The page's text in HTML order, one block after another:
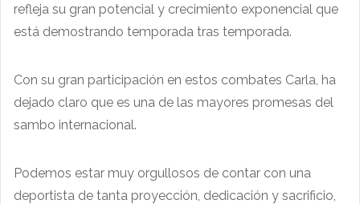
refleja su gran potencial y crecimiento exponencial que
está demostrando temporada tras temporada.
Con su gran participación en estos combates Carla, ha
dejado claro que es una de las mayores promesas del
sambo internacional.
Podemos estar muy orgullosos de contar con una
deportista de tanta proyección, dedicación y sacrificio,